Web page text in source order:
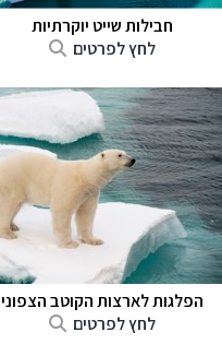
חבילות שייט יוקרתיות
לחץ לפרטים
הפלגות לארצות הקוטב הצפוני
לחץ לפרטים